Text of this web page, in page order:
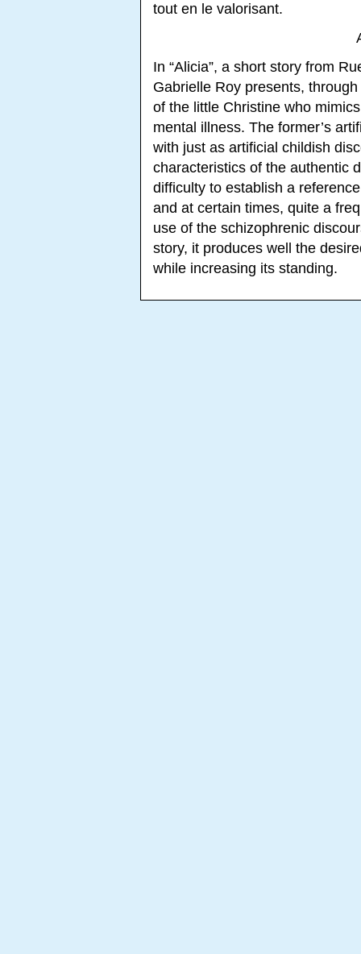
tout en le valorisant.
In “Alicia”, a short story from
Gabrielle Roy presents,
of the little Christine who
mental illness. The former’s
with just as artificial childish
characteristics of the authentic
difficulty to establish a
and at certain times, quite a
use of the schizophrenic
story, it produces well the
while increasing its standing.